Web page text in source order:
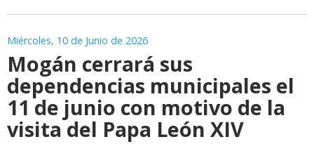
Miércoles, 10 de Junio de 2026
Mogán cerrará sus
dependencias municipales el
11 de junio con motivo de la
visita del Papa León XIV